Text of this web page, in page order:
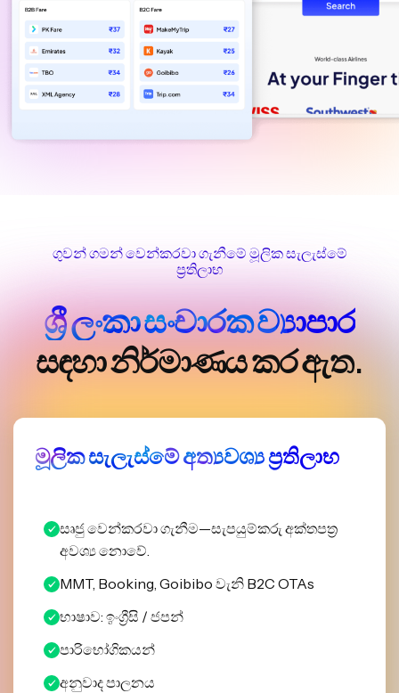
ගුවන් ගමන් වෙන්කරවා ගැනීමේ මූලික සැලැස්මේ
ප්‍රතිලාභ
ශ්‍රී ලංකා සංචාරක ව්‍යාපාර
සඳහා නිර්මාණය කර ඇත.
මූලික සැලැස්මේ අත්‍යවශ්‍ය ප්‍රතිලාභ
සෘජු වෙන්කරවා ගැනීම—සැපයුම්කරු අක්තපත්‍ර
අවශ්‍ය නොවේ.
MMT, Booking, Goibibo වැනි B2C OTAs
භාෂාව: ඉංග්‍රීසි / ජපන්
පාරිභෝගිකයන්
අනුවාද පාලනය